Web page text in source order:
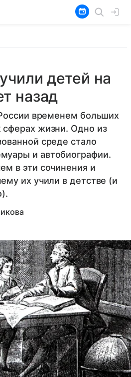
детей на
назад
временем больших
сферах жизни. Одно из
среде стало
и автобиографии.
в эти сочинения и
их учили в детстве (и